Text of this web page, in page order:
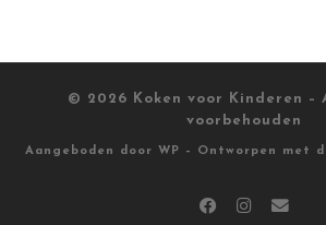
© 2026 Koken voor Kinderen
–
voorbehouden
Aangeboden door WP – Ontworpen met